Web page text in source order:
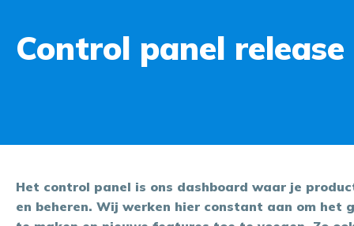
Control panel release
Het control panel is ons dashboard waar je
en beheren. Wij werken hier constant aan om het